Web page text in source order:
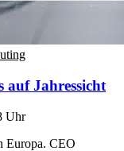
auf Jahressicht
Uhr
Europa. CEO